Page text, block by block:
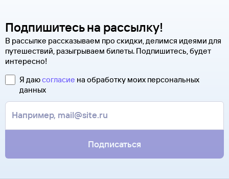
Подпишитесь на рассылку!
В рассылке рассказываем про скидки, делимся идеями для
путешествий, разыгрываем билеты. Подпишитесь, будет
интересно!
Я даюсогласие на обработку моих персональных
данных
Подписаться